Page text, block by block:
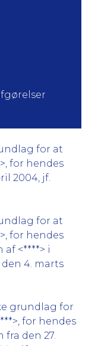
for at
for hendes
2004, jf.
for at
for hendes
<****> i
4. marts
grundlag for
for hendes
den 27.